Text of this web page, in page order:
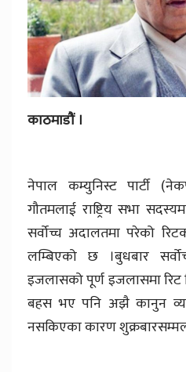
काठमाडौं ।
नेपाल कम्युनिस्ट पार्टी
गौतमलाई राष्ट्रिय सभा
सर्वोच्च अदालतमा परेको
लम्बिएको छ ।बुधबार
इजलासको पूर्ण इजलासमा रिट
बहस भए पनि अझै कानुन
नसकिएका कारण